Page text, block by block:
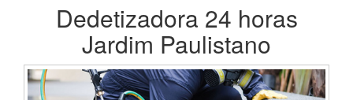
Dedetizadora 24 horas
Jardim Paulistano